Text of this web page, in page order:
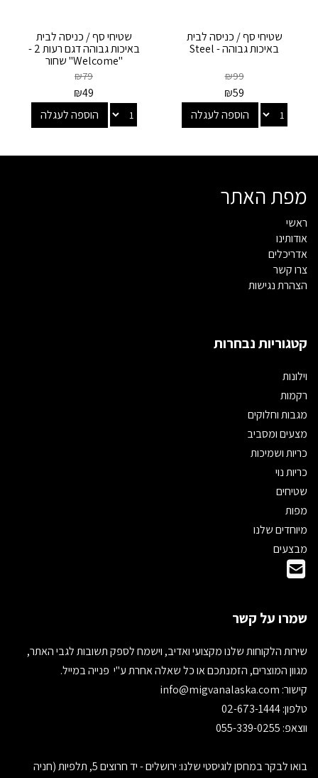
שטיחי סף / כניסה לבית
באיכות גבוהה - Steel
₪99
₪59
הוספה לעגלה
שטיחי סף / כניסה לבית
באיכות גבוהה דגם רעות 2 -
"Welcome" שחור
₪79
₪49
הוספה לעגלה
מפת האתר
ראשי
אודותינו
אדריכלים
צרו קשר
הצהרת נגישות
קטגוריות נבחרות
וילונות
רקמות
מגבות וחלוקים
מצעים ומסביב
כריות ושמיכות
כריות נוי
שטיחים
מפות
מיוחדים שלנו
מבצעים
שמרו על קשר
שירות הלקוחות שלנו מקצועי ואדיב, וישמח לספק תשובות לגבי האתר,
מגוון המוצרים, הזמנתכם או כל שאלה אחרת ע"י פנייה במייל.
קישור:
טלפון: 02-673-1444
ווצאפ: 055-339-0255
בואו לבקר במחסן לוגיסטי שלנו: ירושלים - יד חרוצים 5, תלפיות (חניה